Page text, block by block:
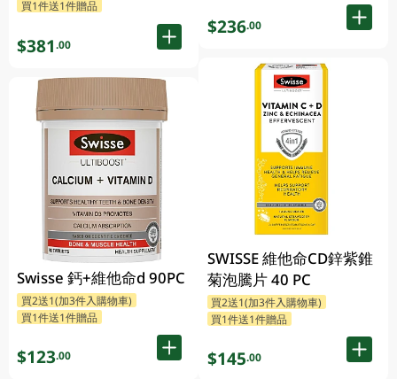
買1件送1件贈品
$381.00
Swisse 鈣+維他命d 90PC
買2送1(加3件入購物車)
買1件送1件贈品
$123.00
$236.00
SWISSE 維他命CD鋅紫錐
菊泡騰片 40 PC
買2送1(加3件入購物車)
買1件送1件贈品
$145.00